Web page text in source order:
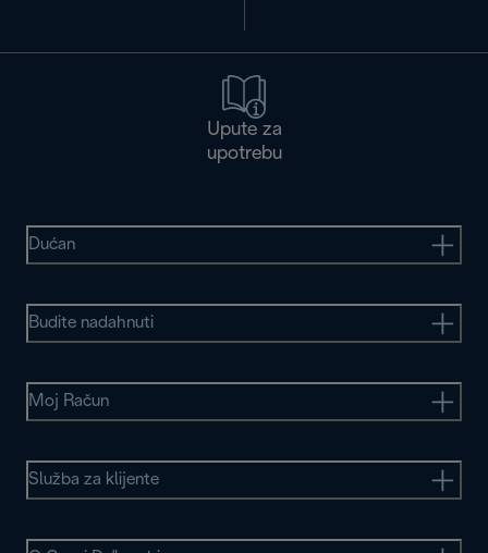
Upute za
upotrebu
Dućan
Budite nadahnuti
Moj Račun
Služba za klijente